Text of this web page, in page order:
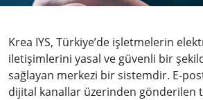
Krea IYS, Türkiye’de işletmelerin
iletişimlerini yasal ve güvenli bir
sağlayan merkezi bir sistemdir. E-
dijital kanallar üzerinden gönderilen